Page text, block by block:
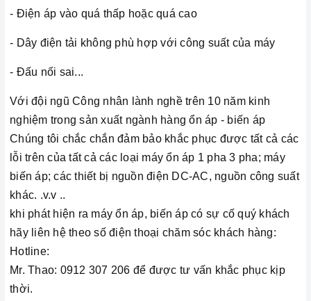
- Điện áp vào quá thấp hoặc quá cao
- Dây điện tải không phù hợp với công suất của máy
- Đấu nối sai...
Với đội ngũ Công nhân lành nghề trên 10 năm kinh
nghiệm trong sản xuất ngành hàng ổn áp - biến áp
Chúng tôi chắc chắn đảm bảo khắc phục được tất cả các
lỗi trên của tất cả các loại máy ổn áp 1 pha 3 pha; máy
biến áp; các thiết bị nguồn điện DC-AC, nguồn công suất
khác. .v.v ..
khi phát hiện ra máy ổn áp, biến áp có sự cố quý khách
hãy liên hệ theo số điện thoại chăm sóc khách hàng:
Hotline:
Mr. Thao: 0912 307 206 để được tư vấn khắc phục kịp
thời.